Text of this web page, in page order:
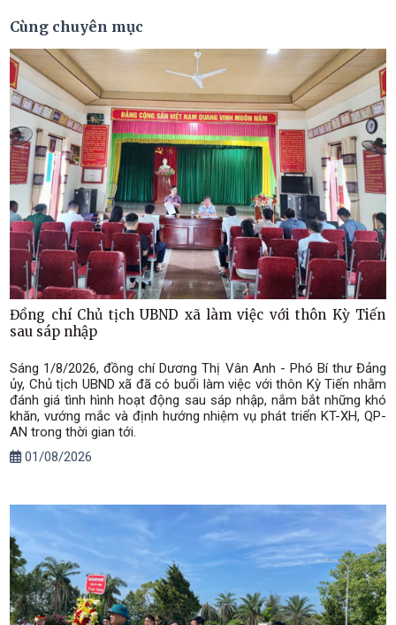
Cùng chuyên mục
Đồng chí Chủ tịch UBND xã làm việc với thôn Kỳ Tiến
sau sáp nhập
Sáng 1/8/2026, đồng chí Dương Thị Vân Anh - Phó Bí thư Đảng
ủy, Chủ tịch UBND xã đã có buổi làm việc với thôn Kỳ Tiến nhằm
đánh giá tình hình hoạt động sau sáp nhập, nắm bắt những khó
khăn, vướng mắc và định hướng nhiệm vụ phát triển KT-XH, QP-
AN trong thời gian tới.
01/08/2026